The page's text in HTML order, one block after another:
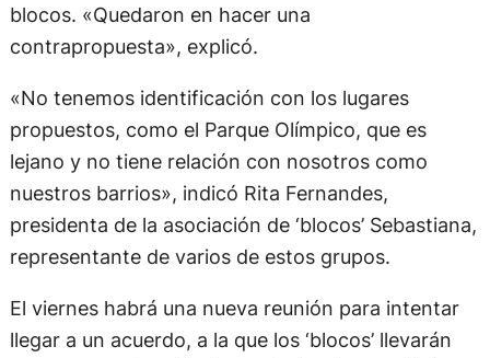
blocos. «Quedaron en hacer una
contrapropuesta», explicó.
«No tenemos identificación con los lugares
propuestos, como el Parque Olímpico, que es
lejano y no tiene relación con nosotros como
nuestros barrios», indicó Rita Fernandes,
presidenta de la asociación de ‘blocos’ Sebastiana,
representante de varios de estos grupos.
El viernes habrá una nueva reunión para intentar
llegar a un acuerdo, a la que los ‘blocos’ llevarán